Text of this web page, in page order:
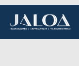
Päävalikko